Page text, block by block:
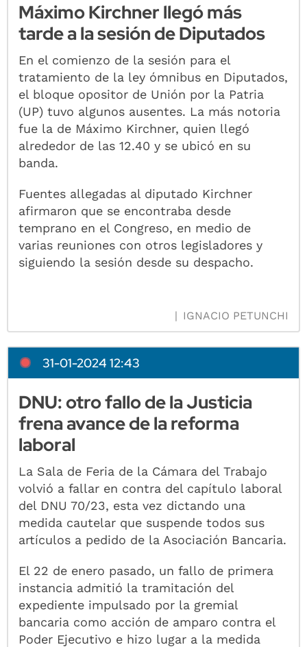
Máximo Kirchner llegó más
tarde a la sesión de Diputados
En el comienzo de la sesión para el
tratamiento de la ley ómnibus en Diputados,
el bloque opositor de Unión por la Patria
(UP) tuvo algunos ausentes. La más notoria
fue la de Máximo Kirchner, quien llegó
alrededor de las 12.40 y se ubicó en su
banda.
Fuentes allegadas al diputado Kirchner
afirmaron que se encontraba desde
temprano en el Congreso, en medio de
varias reuniones con otros legisladores y
siguiendo la sesión desde su despacho.
IGNACIO PETUNCHI
31-01-2024 12:43
DNU: otro fallo de la Justicia
frena avance de la reforma
laboral
La Sala de Feria de la Cámara del Trabajo
volvió a fallar en contra del capítulo laboral
del DNU 70/23, esta vez dictando una
medida cautelar que suspende todos sus
artículos a pedido de la Asociación Bancaria.
El 22 de enero pasado, un fallo de primera
instancia admitió la tramitación del
expediente impulsado por la gremial
bancaria como acción de amparo contra el
Poder Ejecutivo e hizo lugar a la medida